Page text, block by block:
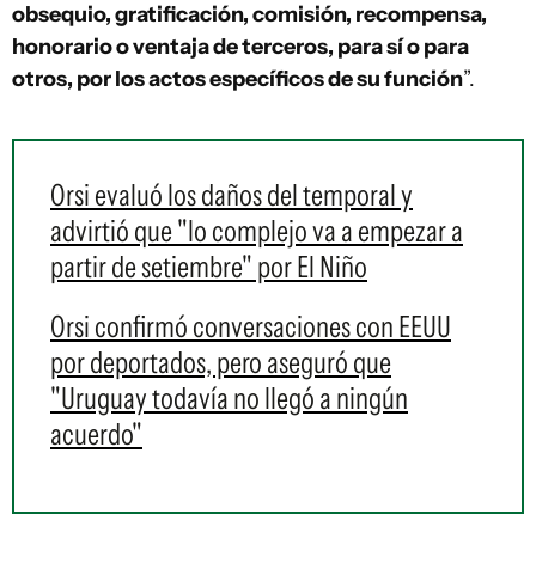
obsequio, gratificación, comisión, recompensa,
honorario o ventaja de terceros, para sí o para
otros, por los actos específicos de su función”.
Orsi evaluó los daños del temporal y
advirtió que "lo complejo va a empezar a
partir de setiembre" por El Niño
Orsi confirmó conversaciones con EEUU
por deportados, pero aseguró que
"Uruguay todavía no llegó a ningún
acuerdo"